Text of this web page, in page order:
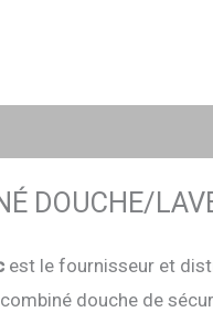
DOUCHE/
est le fournisseur et
douche de